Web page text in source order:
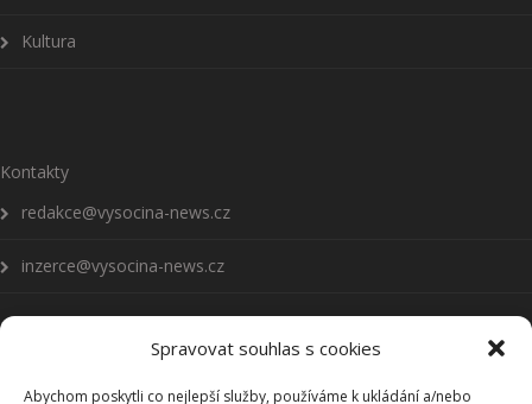
Spravovat souhlas s cookies
Abychom poskytli co nejlepší služby, používáme k ukládání a/nebo
Kultura
Kontakty
redakce@vysocina-news.cz
inzerce@vysocina-news.cz